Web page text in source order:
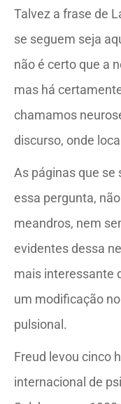
Talvez a frase de
se seguem seja
não é certo que a
mas há
chamamos
discurso, onde
As páginas que se
essa pergunta,
meandros, nem
evidentes dessa
mais interessante
um modificação
pulsional.
Freud levou cinco
internacional de